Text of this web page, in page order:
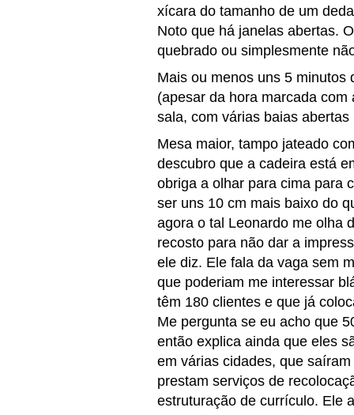
xícara do tamanho de um
Noto que há janelas abertas.
quebrado ou simplesmente
Mais ou menos uns 5 minutos
(apesar da hora marcada
sala, com várias baias
Mesa maior, tampo jateado
descubro que a cadeira está
obriga a olhar para cima para
ser uns 10 cm mais baixo do
agora o tal Leonardo me olha
recosto para não dar a
ele diz. Ele fala da vaga sem
que poderiam me interessar
têm 180 clientes e que já
Me pergunta se eu acho que
então explica ainda que eles
em várias cidades, que
prestam serviços de
estruturação de currículo. Ele